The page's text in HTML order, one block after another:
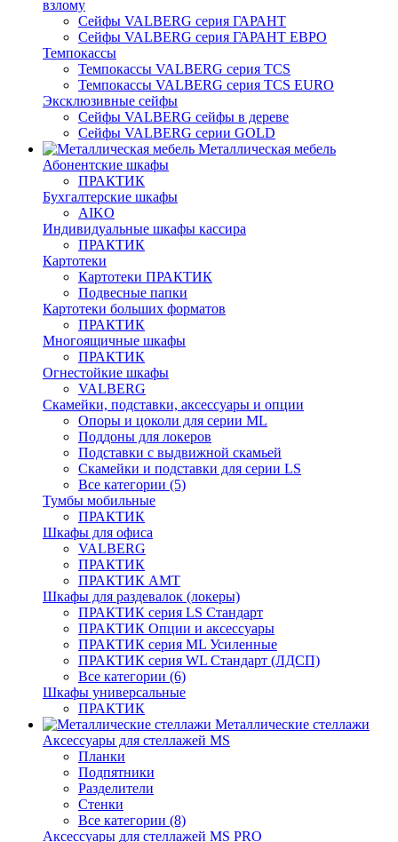
взлому
Сейфы VALBERG серия ГАРАНТ
Сейфы VALBERG серия ГАРАНТ ЕВРО
Темпокассы
Темпокассы VALBERG серия TCS
Темпокассы VALBERG серия TCS EURO
Эксклюзивные сейфы
Сейфы VALBERG сейфы в дереве
Сейфы VALBERG серии GOLD
Металлическая мебель
Абонентские шкафы
ПРАКТИК
Бухгалтерские шкафы
AIKO
Индивидуальные шкафы кассира
ПРАКТИК
Картотеки
Картотеки ПРАКТИК
Подвесные папки
Картотеки больших форматов
ПРАКТИК
Многоящичные шкафы
ПРАКТИК
Огнестойкие шкафы
VALBERG
Скамейки, подставки, аксессуары и опции
Опоры и цоколи для серии ML
Поддоны для локеров
Подставки с выдвижной скамьей
Скамейки и подставки для серии LS
Все категории (5)
Тумбы мобильные
ПРАКТИК
Шкафы для офиса
VALBERG
ПРАКТИК
ПРАКТИК AMT
Шкафы для раздевалок (локеры)
ПРАКТИК cерия LS Стандарт
ПРАКТИК Опции и аксессуары
ПРАКТИК серия ML Усиленные
ПРАКТИК серия WL Стандарт (ЛДСП)
Все категории (6)
Шкафы универсальные
ПРАКТИК
Металлические стеллажи
Аксессуары для стеллажей MS
Планки
Подпятники
Разделители
Стенки
Все категории (8)
Аксессуары для стеллажей MS PRO